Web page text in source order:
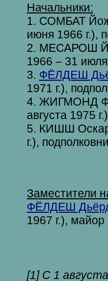
Начальники:
1. СОМБАТ
июня 1966 г.),
2. МЕСАРОШ
1966 – 31 июля
3. ФЁЛДЕШ
1971 г.),
4. ЖИГМОНД
августа 1975
5. КИШШ Оскар
г.),
Заместители
ФЁЛДЕШ
1967 г.),
[1]С 1 августа